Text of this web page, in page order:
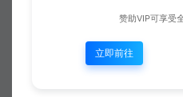
赞助VIP可享受
立即前往